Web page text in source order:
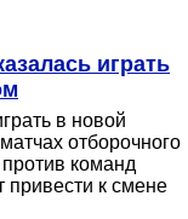
играть
в новой
отборочного
команд
к смене